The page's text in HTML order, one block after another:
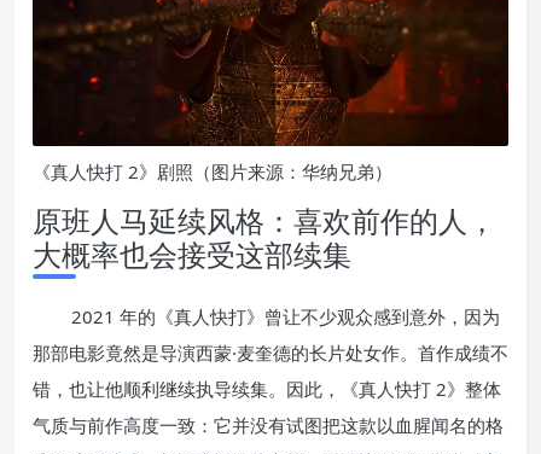
《真人快打 2》剧照（图片来源：华纳兄弟）
原班人马延续风格：喜欢前作的人，
大概率也会接受这部续集
2021 年的《真人快打》曾让不少观众感到意外，因为
那部电影竟然是导演西蒙·麦奎德的长片处女作。首作成绩不
错，也让他顺利继续执导续集。因此，《真人快打 2》整体
气质与前作高度一致：它并没有试图把这款以血腥闻名的格